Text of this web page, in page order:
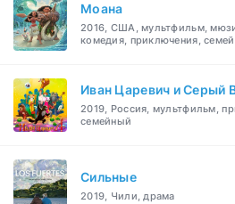
Моана
2016, США, мультфильм,
комедия, приключения,
Иван Царевич и Серый
2019, Россия, мультфильм,
семейный
Сильные
2019, Чили, драма